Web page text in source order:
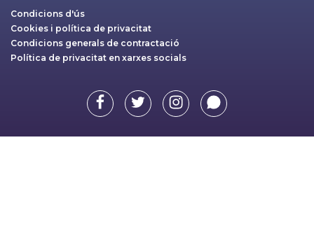
Condicions d'ús
Cookies i política de privacitat
Condicions generals de contractació
Política de privacitat en xarxes socials
FacebookTwitter InstagramWhatsapp